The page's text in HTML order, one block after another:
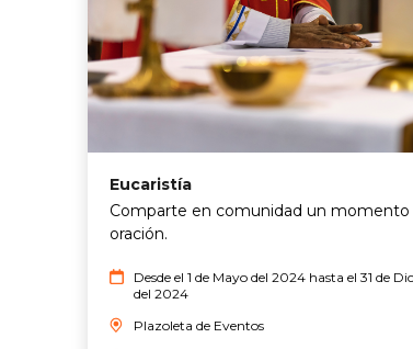
Eucaristía
Comparte en comunidad un momento
oración.
Desde el 1 de Mayo del 2024 hasta el 31 de
del 2024
Plazoleta de Eventos